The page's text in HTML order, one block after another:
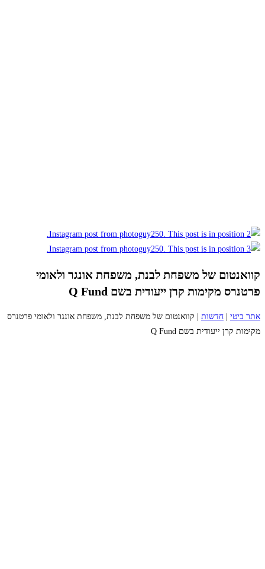
קוואנטום של משפחת לבנת, משפחת אונגר ולאומי
פרטנרס מקימות קרן ייעודית בשם Q Fund
אתר ביטי חדשות
קוואנטום של משפחת לבנת, משפחת אונגר ולאומי פרטנרס
מקימות קרן ייעודית בשם Q Fund